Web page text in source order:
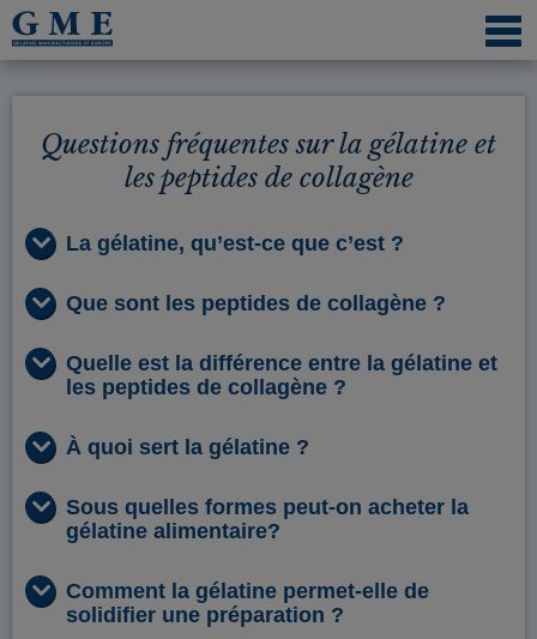
Questions fréquentes sur la gélatine et
les peptides de collagène
La gélatine, qu’est-ce que c’est ?
Que sont les peptides de collagène ?
Quelle est la différence entre la gélatine et
les peptides de collagène ?
À quoi sert la gélatine ?
Sous quelles formes peut-on acheter la
gélatine alimentaire?
Comment la gélatine permet-elle de
solidifier une préparation ?